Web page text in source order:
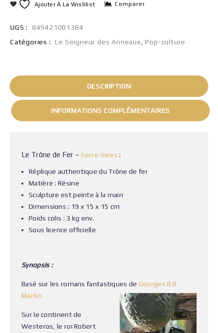
Ajouter À La Wishlist Comparer
UGS :
849421001384
Catégories :
Le Seigneur des Anneaux ,Pop-culture
DESCRIPTION
INFORMATIONS COMPLÉMENTAIRES
Le Trône de Fer –Serre-livres :
Réplique authentique du Trône de fer
Matière : Résine
Sculpture est peinte à la main
Dimensions : 19 x 15 x 15 cm
Poids colis : 3 kg env.
Sous licence officielle
Synopsis :
Basé sur les romans fantastiques de Georges R.R
Martin.
Sur le continent de
Westeros, le roi Robert